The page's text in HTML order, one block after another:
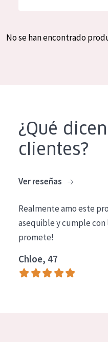
Crema de día
Crema de noche
Limpieza
COLECCIÓN
Essentials
Lift+
Spanish
No se han encontrado
¿Qué
clientes?
Ver reseñas
Realmente amo este
asequible y cumple con
promete!
Chloe, 47